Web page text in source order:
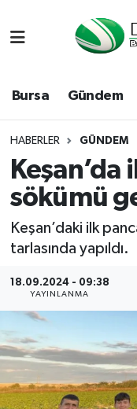
Bursa Gündem
HABERLER GÜNDEM
Keşan’da
sökümü
Keşan’daki ilk
tarlasında yapıldı.
18.09.2024 - 09:38
YAYINLANMA
Bursa
Dünya
Eğitim
Ekonomi
Genel
Gündem
Magazin
Sağlık
Hava Durumu
Namaz Vakitleri
Trafik Durumu
Süper Lig
Tüm Manşetler
Son Dakika
Haber Arşivi